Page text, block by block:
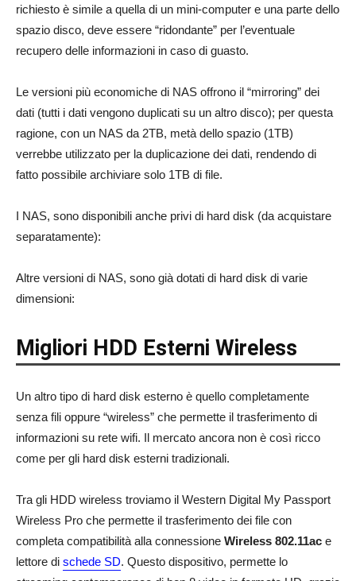
richiesto è simile a quella di un mini-computer e una parte dello
spazio disco, deve essere “ridondante” per l’eventuale
recupero delle informazioni in caso di guasto.
Le versioni più economiche di NAS offrono il “mirroring” dei
dati (tutti i dati vengono duplicati su un altro disco); per questa
ragione, con un NAS da 2TB, metà dello spazio (1TB)
verrebbe utilizzato per la duplicazione dei dati, rendendo di
fatto possibile archiviare solo 1TB di file.
I NAS, sono disponibili anche privi di hard disk (da acquistare
separatamente):
Altre versioni di NAS, sono già dotati di hard disk di varie
dimensioni:
Migliori HDD Esterni Wireless
Un altro tipo di hard disk esterno è quello completamente
senza fili oppure “wireless” che permette il trasferimento di
informazioni su rete wifi. Il mercato ancora non è così ricco
come per gli hard disk esterni tradizionali.
Tra gli HDD wireless troviamo il Western Digital My Passport
Wireless Pro che permette il trasferimento dei file con
completa compatibilità alla connessione Wireless 802.11ac e
lettore di schede SD. Questo dispositivo, permette lo